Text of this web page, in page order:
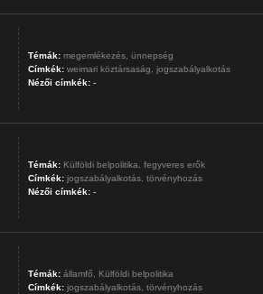
Témák: megemlékezés, ünnepség
Címkék: weimari köztársaság,
jogszabályalkotás
Nézői címkék:-
Témák: Külföldi belpolitika,
fegyveres erők
Címkék: jogszabályalkotás, törvényhozás
Nézői címkék:-
Témák: államfő,
Külföldi belpolitika
Címkék: jogszabályalkotás, törvényhozás